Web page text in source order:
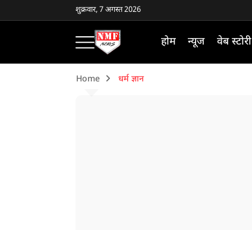
शुक्रवार, 7 अगस्त 2026
होम न्यूज वेब स्टोरी
Home धर्म ज्ञान